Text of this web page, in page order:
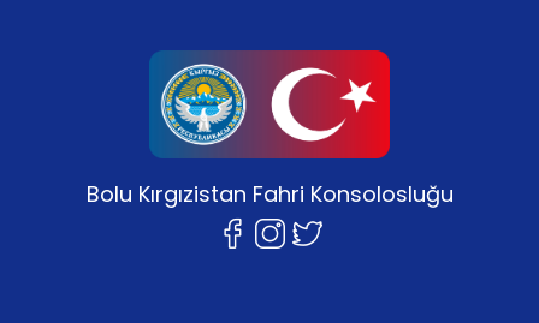
Bolu Kırgızistan Fahri Konsolosluğu